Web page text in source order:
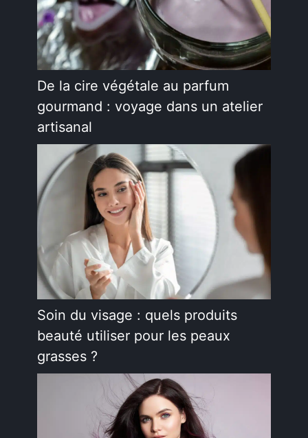
De la cire végétale au parfum
gourmand : voyage dans un atelier
artisanal
Soin du visage : quels produits
beauté utiliser pour les peaux
grasses ?